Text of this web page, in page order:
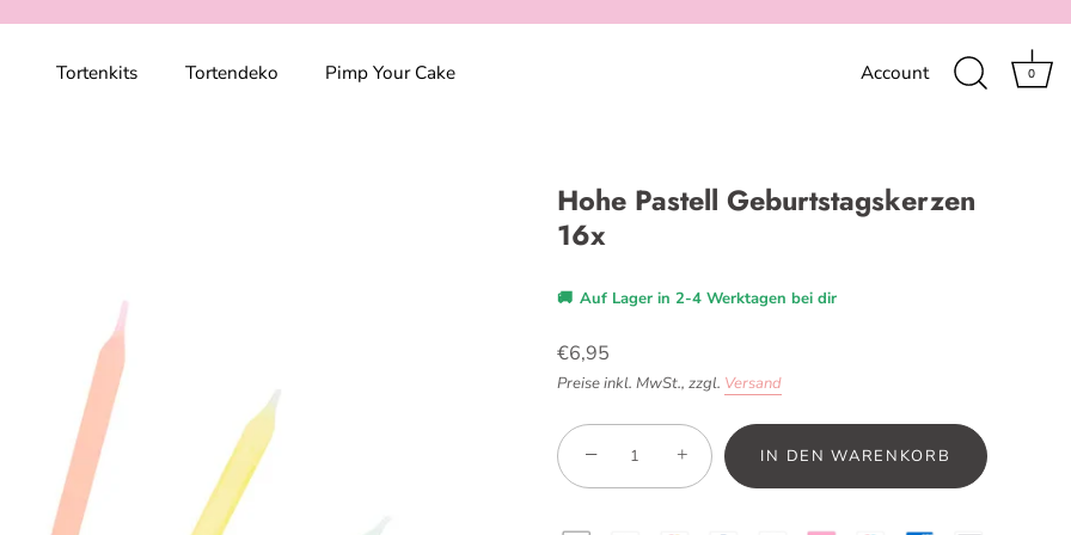
Tortenkits Tortendeko Pimp Your Cake Account 0
Hohe Pastell Geburtstagskerzen
16x
🚚 Auf Lager in 2-4 Werktagen bei dir
€6,95
Preise inkl. MwSt., zzgl. Versand
− + IN DEN WARENKORB